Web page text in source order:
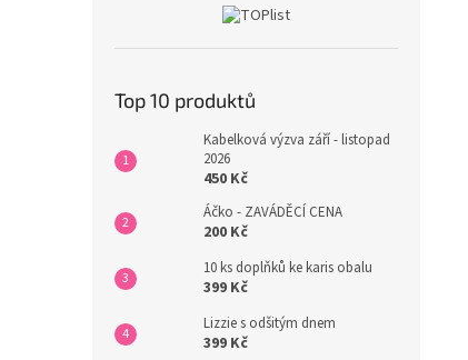
Top 10 produktů
Kabelková výzva září - listopad
2026
450 Kč
Áčko - ZAVÁDĚCÍ CENA
200 Kč
10 ks doplňků ke karis obalu
399 Kč
Lizzie s odšitým dnem
399 Kč